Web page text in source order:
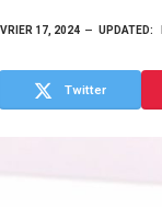
17, 2024 UPDATED:
Twitter